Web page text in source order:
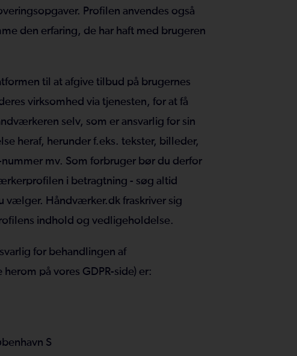
Profilen anvendes også
den erfaring, de har haft med brugeren
til at afgive tilbud på brugernes
virksomhed via tjenesten, for at få
selv, som er ansvarlig for sin
heraf, herunder f.eks. tekster, billeder,
mv. Som forbruger bør du derfor
i betragtning - søg altid
vælger. Håndværker.dk fraskriver sig
indhold og vedligeholdelse.
for behandlingen af
på vores GDPR-side) er:
S